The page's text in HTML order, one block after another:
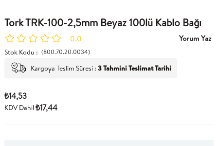
Tork TRK-100-2,5mm Beyaz 100lü Kablo Bağı
0.0 Yorum Yaz
Stok Kodu (800.70.20.0034)
Kargoya Teslim Süresi : 3 Tahmini Teslimat Tarihi
₺14,53
KDV Dahil₺17,44